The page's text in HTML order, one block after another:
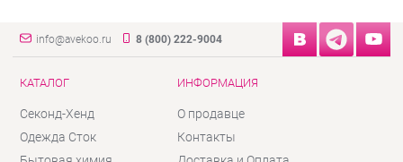
info@avekoo.ru 8 (800) 222-9004
КАТАЛОГ
Секонд-Хенд
Одежда Сток
ИНФОРМАЦИЯ
О продавце
Контакты